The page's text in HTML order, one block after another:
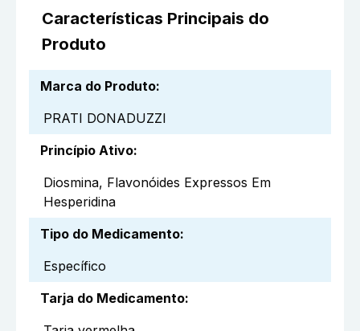
Características Principais do
Produto
Marca do Produto:
PRATI DONADUZZI
Princípio Ativo:
Diosmina, Flavonóides Expressos Em
Hesperidina
Tipo do Medicamento:
Específico
Tarja do Medicamento: